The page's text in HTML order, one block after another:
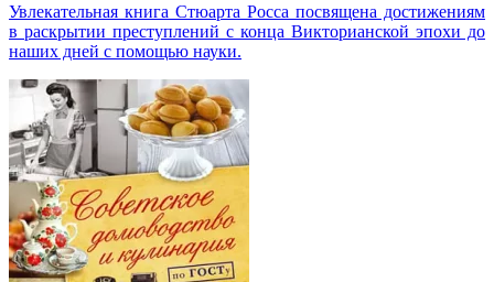
Увлекательная книга Стюарта Росса посвящена достижениям
в раскрытии преступлений с конца Викторианской эпохи до
наших дней с помощью науки.